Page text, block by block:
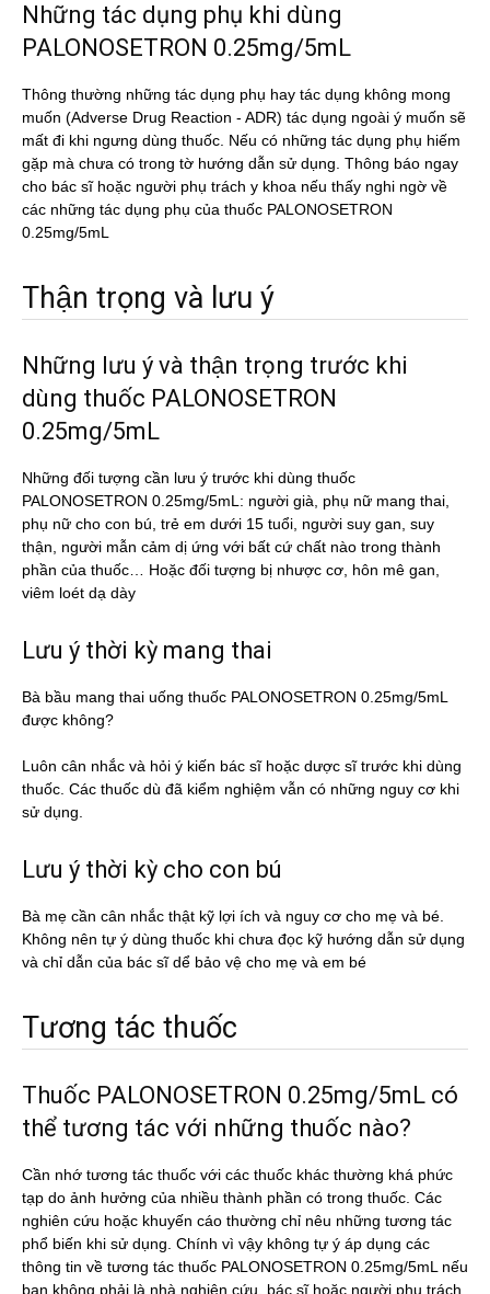
Những tác dụng phụ khi dùng
PALONOSETRON 0.25mg/5mL
Thông thường những tác dụng phụ hay tác dụng không mong
muốn (Adverse Drug Reaction - ADR) tác dụng ngoài ý muốn sẽ
mất đi khi ngưng dùng thuốc. Nếu có những tác dụng phụ hiếm
gặp mà chưa có trong tờ hướng dẫn sử dụng. Thông báo ngay
cho bác sĩ hoặc người phụ trách y khoa nếu thấy nghi ngờ về
các những tác dụng phụ của thuốc PALONOSETRON
0.25mg/5mL
Thận trọng và lưu ý
Những lưu ý và thận trọng trước khi
dùng thuốc PALONOSETRON
0.25mg/5mL
Những đối tượng cần lưu ý trước khi dùng thuốc
PALONOSETRON 0.25mg/5mL: người già, phụ nữ mang thai,
phụ nữ cho con bú, trẻ em dưới 15 tuổi, người suy gan, suy
thận, người mẫn cảm dị ứng với bất cứ chất nào trong thành
phần của thuốc… Hoặc đối tượng bị nhược cơ, hôn mê gan,
viêm loét dạ dày
Lưu ý thời kỳ mang thai
Bà bầu mang thai uống thuốc PALONOSETRON 0.25mg/5mL
được không?
Luôn cân nhắc và hỏi ý kiến bác sĩ hoặc dược sĩ trước khi dùng
thuốc. Các thuốc dù đã kiểm nghiệm vẫn có những nguy cơ khi
sử dụng.
Lưu ý thời kỳ cho con bú
Bà mẹ cần cân nhắc thật kỹ lợi ích và nguy cơ cho mẹ và bé.
Không nên tự ý dùng thuốc khi chưa đọc kỹ hướng dẫn sử dụng
và chỉ dẫn của bác sĩ dể bảo vệ cho mẹ và em bé
Tương tác thuốc
Thuốc PALONOSETRON 0.25mg/5mL có
thể tương tác với những thuốc nào?
Cần nhớ tương tác thuốc với các thuốc khác thường khá phức
tạp do ảnh hưởng của nhiều thành phần có trong thuốc. Các
nghiên cứu hoặc khuyến cáo thường chỉ nêu những tương tác
phổ biến khi sử dụng. Chính vì vậy không tự ý áp dụng các
thông tin về tương tác thuốc PALONOSETRON 0.25mg/5mL nếu
bạn không phải là nhà nghiên cứu, bác sĩ hoặc người phụ trách